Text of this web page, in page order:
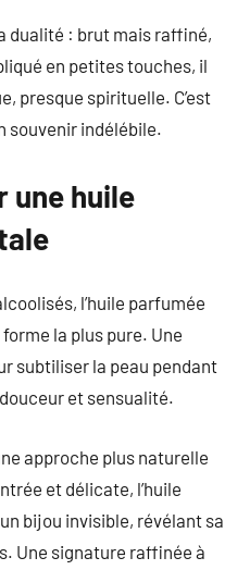
dualité : brut mais raffiné,
en petites touches, il
presque spirituelle. C’est
souvenir indélébile.
une huile
l’huile parfumée
la plus pure. Une
subtiliser la peau pendant
et sensualité.
approche plus naturelle
et délicate, l’huile
bijou invisible, révélant sa
Une signature raffinée à